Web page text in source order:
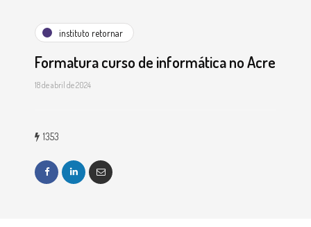
instituto retornar
Formatura curso de informática no Acre
18 de abril de 2024
1353